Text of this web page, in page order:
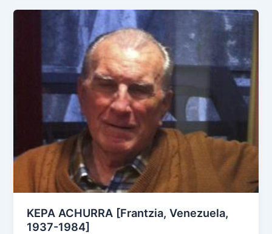
KEPA ACHURRA [Frantzia, Venezuela,
1937-1984]